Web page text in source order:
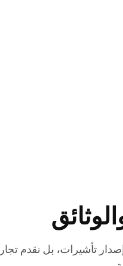
تأشيرات، بل نقدم